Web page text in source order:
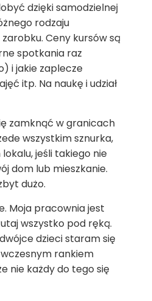
dzięki samodzielnej
rodzaju
Ceny kursów są
spotkania raz
i jakie zaplecze
itp. Na naukę i udział
zamknąć w granicach
wszystkim sznurka,
jeśli takiego nie
dom lub mieszkanie.
dużo.
Moja pracownia jest
wszystko pod ręką.
dzieci staram się
rankiem
nie każdy do tego się